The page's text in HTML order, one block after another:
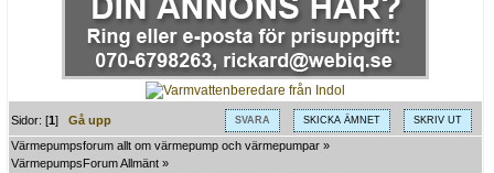
SVARA SKICKA ÄMNET SKRIV UT
Sidor: [1]Gå upp
Värmepumpsforum allt om värmepump och värmepumpar »
VärmepumpsForum Allmänt »